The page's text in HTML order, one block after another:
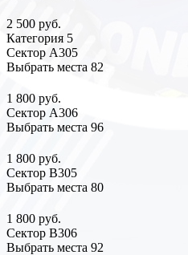
2 500 руб.
Категория 5
Сектор А305
Выбрать места 82
1 800 руб.
Сектор А306
Выбрать места 96
1 800 руб.
Сектор В305
Выбрать места 80
1 800 руб.
Сектор В306
Выбрать места 92